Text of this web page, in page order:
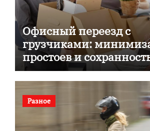
Офисный переезд с
грузчиками:
простоев и
документов
Разное